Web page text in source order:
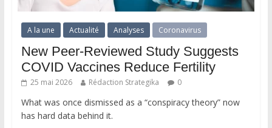
A la une Actualité Analyses Coronavirus
New Peer-Reviewed Study Suggests
COVID Vaccines Reduce Fertility
25 mai 2026 Rédaction Strategika 0
What was once dismissed as a “conspiracy theory” now
has hard data behind it.